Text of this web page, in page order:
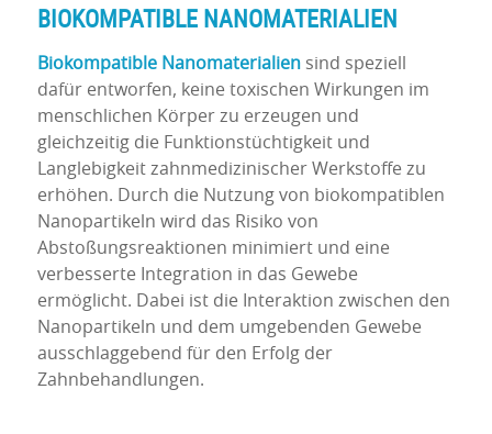
BIOKOMPATIBLE NANOMATERIALIEN
Biokompatible Nanomaterialiensind speziell
dafür entworfen, keine toxischen Wirkungen im
menschlichen Körper zu erzeugen und
gleichzeitig die Funktionstüchtigkeit und
Langlebigkeit zahnmedizinischer Werkstoffe zu
erhöhen. Durch die Nutzung von biokompatiblen
Nanopartikeln wird das Risiko von
Abstoßungsreaktionen minimiert und eine
verbesserte Integration in das Gewebe
ermöglicht. Dabei ist die Interaktion zwischen den
Nanopartikeln und dem umgebenden Gewebe
ausschlaggebend für den Erfolg der
Zahnbehandlungen.